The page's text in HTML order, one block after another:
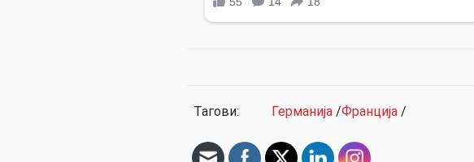
Тагови: Германија /Франција /